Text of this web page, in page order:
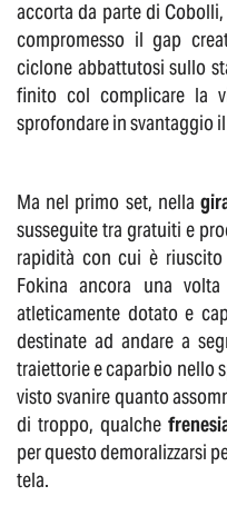
accorta da parte di
compromesso il gap
ciclone abbattutosi sullo
finito col complicare la
sprofondare in svantaggio
Ma nel primo set, nella
susseguite tra gratuiti e
rapidità con cui è
Fokina ancora una
atleticamente dotato e
destinate ad andare a
traiettorie e caparbio nello
visto svanire quanto
di troppo, qualche
per questo demoralizzarsi
tela.